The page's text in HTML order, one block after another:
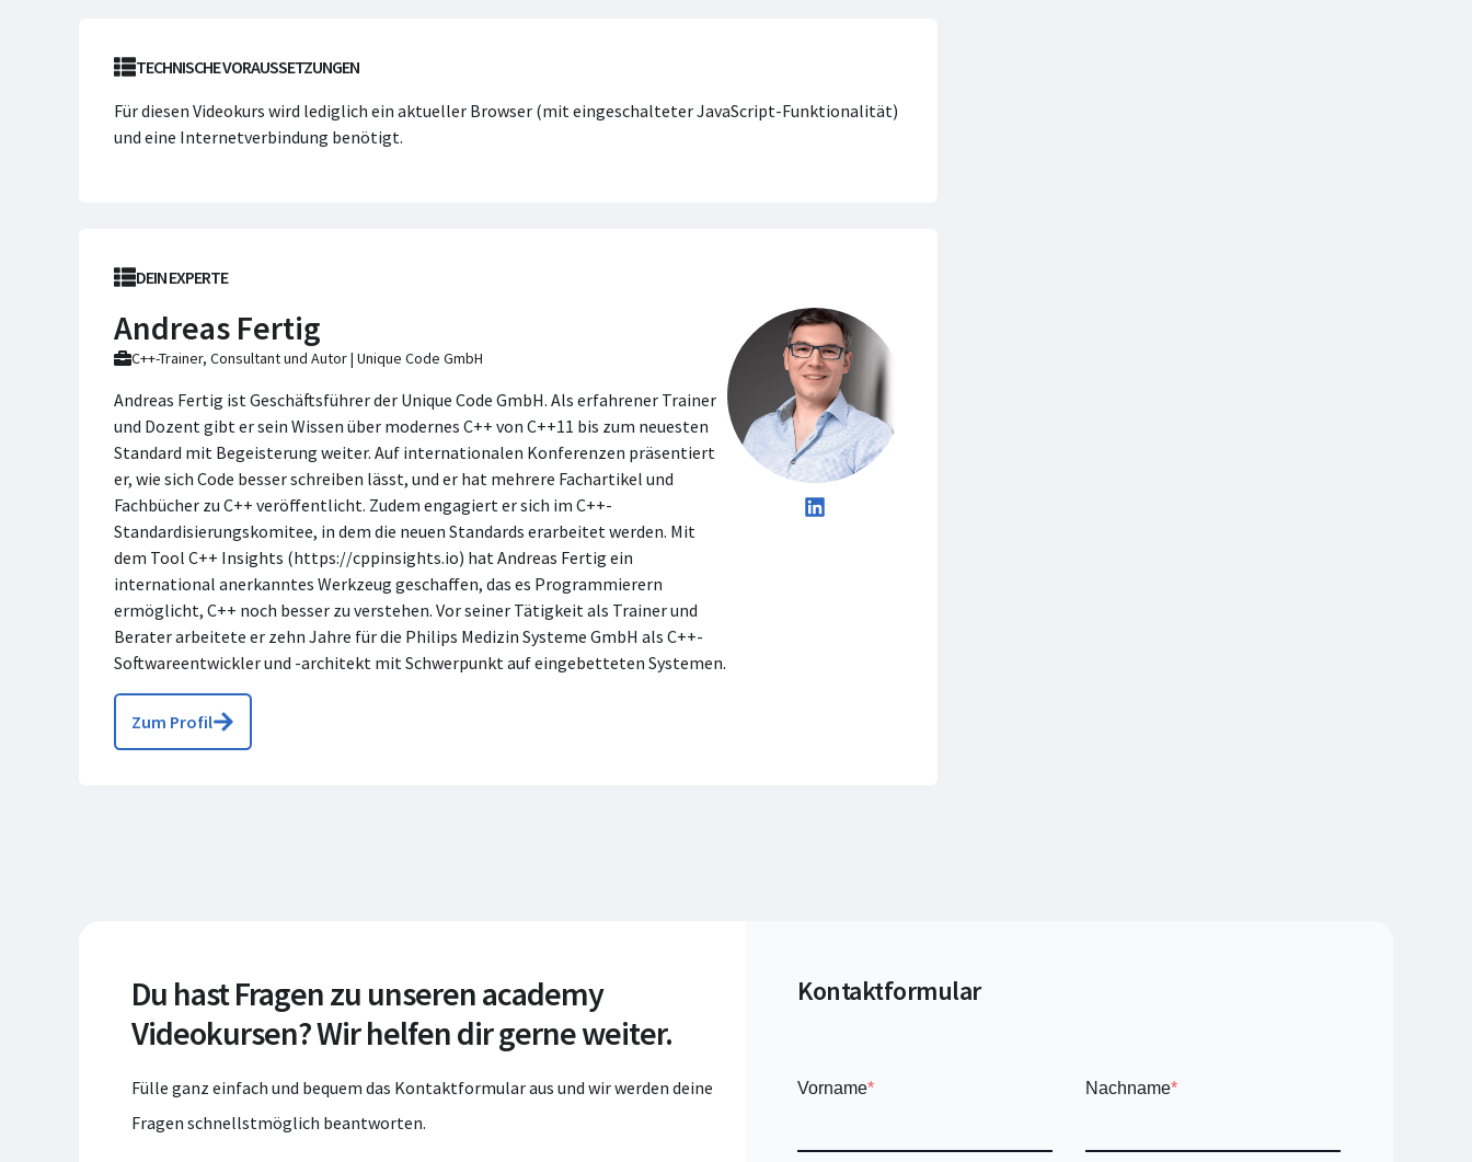
TECHNISCHE VORAUSSETZUNGEN
Für diesen Videokurs wird lediglich ein aktueller Browser (mit eingeschalteter JavaScript-Funktionalität)
und eine Internetverbindung benötigt.
DEIN EXPERTE
Andreas Fertig
C++-Trainer, Consultant und Autor | Unique Code GmbH
Andreas Fertig ist Geschäftsführer der Unique Code GmbH. Als erfahrener Trainer
und Dozent gibt er sein Wissen über modernes C++ von C++11 bis zum neuesten
Standard mit Begeisterung weiter. Auf internationalen Konferenzen präsentiert
er, wie sich Code besser schreiben lässt, und er hat mehrere Fachartikel und
Fachbücher zu C++ veröffentlicht. Zudem engagiert er sich im C++-
Standardisierungskomitee, in dem die neuen Standards erarbeitet werden. Mit
dem Tool C++ Insights (https://cppinsights.io) hat Andreas Fertig ein
international anerkanntes Werkzeug geschaffen, das es Programmierern
ermöglicht, C++ noch besser zu verstehen. Vor seiner Tätigkeit als Trainer und
Berater arbeitete er zehn Jahre für die Philips Medizin Systeme GmbH als C++-
Softwareentwickler und -architekt mit Schwerpunkt auf eingebetteten Systemen.
Zum Profil
Du hast Fragen zu unseren academy
Videokursen? Wir helfen dir gerne weiter.
Fülle ganz einfach und bequem das Kontaktformular aus und wir werden deine
Fragen schnellstmöglich beantworten.
Kontaktformular
Vorname* Nachname*